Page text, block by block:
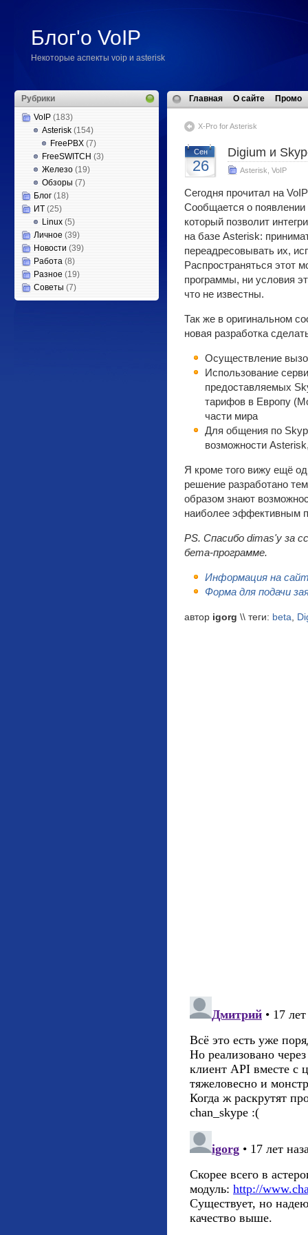
Блог'о VoIP
Некоторые аспекты voip и asterisk
Рубрики
VoIP (183)
Asterisk (154)
FreePBX (7)
FreeSWITCH (3)
Железо (19)
Обзоры (7)
Блог (18)
ИТ (25)
Linux (5)
Личное (39)
Новости (39)
Работа (8)
Разное (19)
Советы (7)
Главная О сайте Промо
X-Pro for Asterisk
Сен
26
Digium и
Asterisk VoIP
Сегодня прочитал на
Сообщается о появлении
который позволит
на базе Asterisk:
переадресовывать их,
Распространяться этот
программы, ни условия
что не известны.
Так же в оригинальном
новая разработка
Осуществление
Использование
предоставляемых
тарифов в Европу
части мира
Для общения по
возможности
Я кроме того вижу ещё
решение разработано
образом знают
наиболее эффективным
PS. Спасибо dimas'у за
бета-программе.
Информация на
Форма для подачи
автор igorg \\ теги: beta,